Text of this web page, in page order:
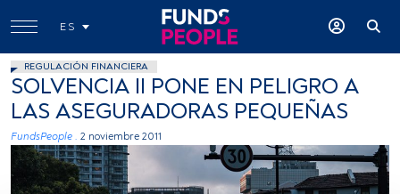
ES
REGULACIÓN FINANCIERA
SOLVENCIA II PONE EN PELIGRO A
LAS ASEGURADORAS PEQUEÑAS
FundsPeople . 2 noviembre 2011